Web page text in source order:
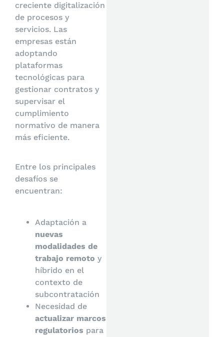
creciente digitalización
de procesos y
servicios. Las
empresas están
adoptando
plataformas
tecnológicas para
gestionar contratos y
supervisar el
cumplimiento
normativo de manera
más eficiente.
Entre los principales
desafíos se
encuentran:
Adaptación a
nuevas
modalidades de
trabajo remoto y
híbrido en el
contexto de
subcontratación
Necesidad de
actualizar marcos
regulatorios para